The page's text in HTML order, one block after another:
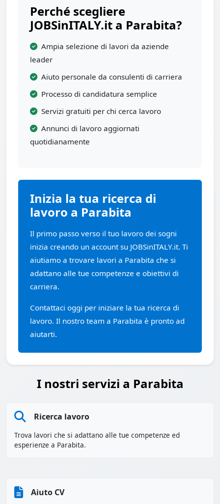
Perché scegliere
JOBSinITALY.it a Parabita?
Ampia selezione di lavori da aziende
leader
Aiuto personale da consulenti di carriera
Processo di candidatura semplice
Servizi gratuiti per chi cerca lavoro
Annunci di lavoro aggiornati
quotidianamente
Inizia la tua ricerca di
lavoro a Parabita
Il primo passo verso il tuo lavoro dei sogni
inizia creando un account su JOBSinITALY.it. Ti
aiutiamo a trovare lavori a Parabita che si
adattano alle tue competenze e obiettivi di
carriera.
Contattaci oggi per iniziare la tua ricerca di
lavoro. Il nostro team a Parabita è pronto ad
aiutarti.
I nostri servizi a Parabita
Ricerca lavoro
Trova lavori che si adattano alle tue competenze ed
esperienze a Parabita.
Aiuto CV